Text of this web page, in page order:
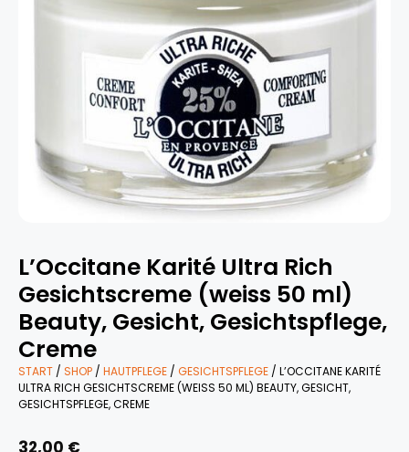
L’Occitane Karité Ultra Rich
Gesichtscreme (weiss 50 ml)
Beauty, Gesicht, Gesichtspflege,
Creme
START / SHOP / HAUTPFLEGE / GESICHTSPFLEGE / L’OCCITANE KARITÉ
ULTRA RICH GESICHTSCREME (WEISS 50 ML) BEAUTY, GESICHT,
GESICHTSPFLEGE, CREME
32,00 €